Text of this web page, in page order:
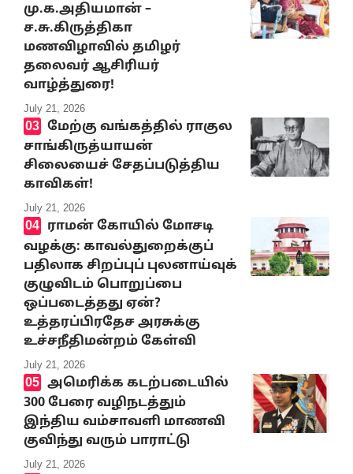
மு.க.அதியமான் –
ச.சு.கிருத்திகா
மணவிழாவில் தமிழர்
தலைவர் ஆசிரியர்
வாழ்த்துரை!
July 21, 2026
மேற்கு வங்கத்தில் ராகுல
சாங்கிருத்யாயன்
சிலையைச் சேதப்படுத்திய
காவிகள்!
July 21, 2026
ராமன் கோயில் மோசடி
வழக்கு: காவல்துறைக்குப்
பதிலாக சிறப்புப் புலனாய்வுக்
குழுவிடம் பொறுப்பை
ஒப்படைத்தது ஏன்?
உத்தரப்பிரதேச அரசுக்கு
உச்சநீதிமன்றம் கேள்வி
July 21, 2026
அமெரிக்க கடற்படையில்
300 பேரை வழிநடத்தும்
இந்திய வம்சாவளி மாணவி
குவிந்து வரும் பாராட்டு
July 21, 2026